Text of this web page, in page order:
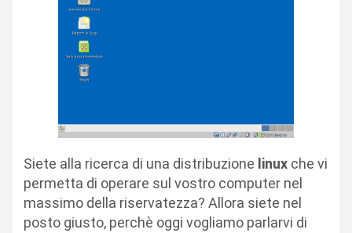
Siete alla ricerca di una distribuzione linux che vi
permetta di operare sul vostro computer nel
massimo della riservatezza? Allora siete nel
posto giusto, perchè oggi vogliamo parlarvi di